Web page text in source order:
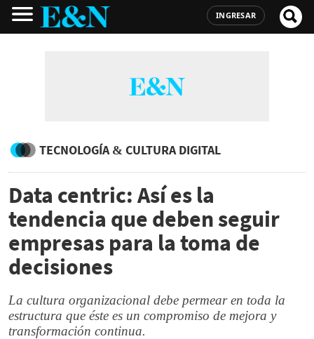
INGRESAR
TECNOLOGÍA & CULTURA DIGITAL
Data centric: Así es la
tendencia que deben seguir
empresas para la toma de
decisiones
La cultura organizacional debe permear en toda la
estructura que éste es un compromiso de mejora y
transformación continua.